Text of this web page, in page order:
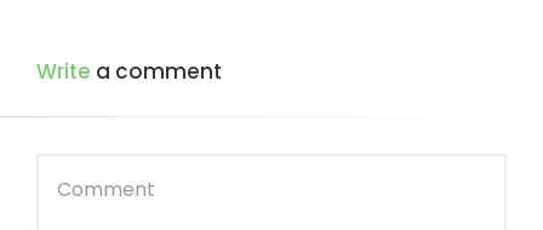
Write a comment